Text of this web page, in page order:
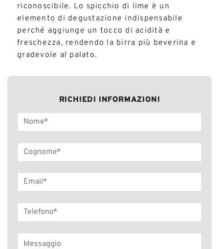
riconoscibile. Lo spicchio di lime è un
elemento di degustazione indispensabile
perché aggiunge un tocco di acidità e
freschezza, rendendo la birra più beverina e
gradevole al palato.
RICHIEDI INFORMAZIONI